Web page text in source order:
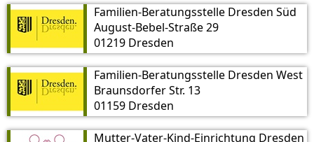
Familien-Beratungsstelle Dresden Süd
August-Bebel-Straße 29
01219 Dresden
Familien-Beratungsstelle Dresden West
Braunsdorfer Str. 13
01159 Dresden
Mutter-Vater-Kind-Einrichtung Dresden